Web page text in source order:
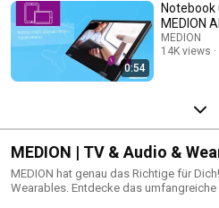
0:54
Notebook
MEDION
MEDION
14K views
MEDION | TV & Audio &
MEDION hat genau das Richtige für
Wearables. Entdecke das umfangreiche